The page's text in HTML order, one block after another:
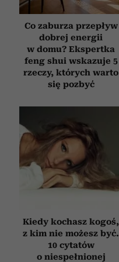
Co zaburza przepływ
dobrej energii
w domu? Ekspertka
feng shui wskazuje 5
rzeczy, których warto
się pozbyć
Kiedy kochasz kogoś,
z kim nie możesz być.
10 cytatów
o niespełnionej